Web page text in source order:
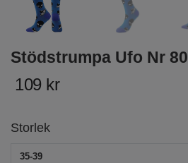
Stödstrumpa Ufo Nr 80
109 kr
Storlek
35-39